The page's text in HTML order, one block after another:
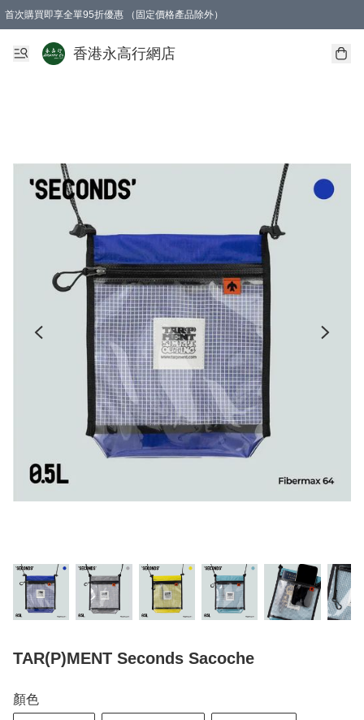
首次購買即享全單95折優惠 （固定價格產品除外）
澳門地區購物滿$800免運費
香港地區購物滿$600免運費
購買滿HK$1000即可免費獲得一個GEARLEX Small Ear Carabiner 2.0 扣環（贈品
香港永高行網店
TAR(P)MENT Seconds Sacoche
顏色